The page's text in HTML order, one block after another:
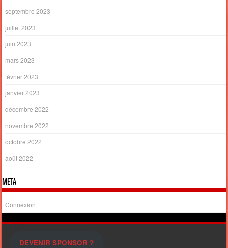
septembre 2023
juillet 2023
juin 2023
mars 2023
février 2023
janvier 2023
décembre 2022
novembre 2022
octobre 2022
août 2022
META
Connexion
DEVENIR SPONSOR ?